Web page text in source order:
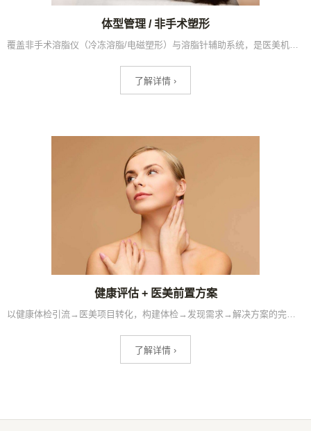
体型管理 / 非手术塑形
覆盖非手术溶脂仪（冷冻溶脂/电磁塑形）与溶脂针辅助系统，是医美机构增设后客单价提升最快的延伸业务，高客单非手术塑形市场潜力持续扩张。
了解详情 ›
健康评估 + 医美前置方案
以健康体检引流→医美项目转化，构建体检→发现需求→解决方案的完整消费闭环。体检中心与医美机构联动是2025年新兴获客模式，系统化提升机构整体客单价。
了解详情 ›